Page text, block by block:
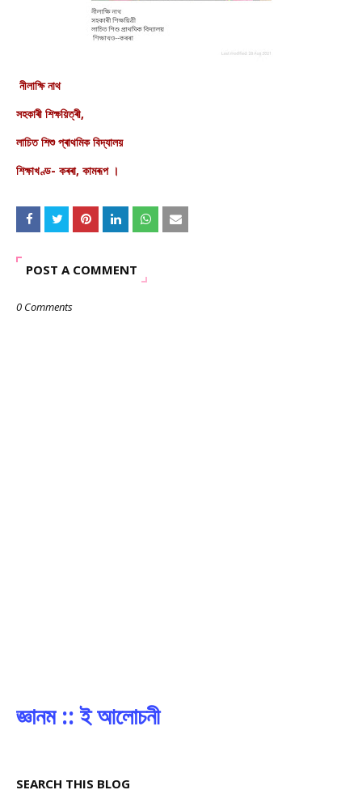
নীলাক্ষি নাথ
সহকাৰী শিক্ষয়িত্ৰী,
লাচিত শিশু প্ৰাথমিক বিদ্যালয়
শিক্ষাখণ্ড- কৰৰা, কামৰূপ ।
POST A COMMENT
0 Comments
জ্ঞানম :: ই আলোচনী
SEARCH THIS BLOG